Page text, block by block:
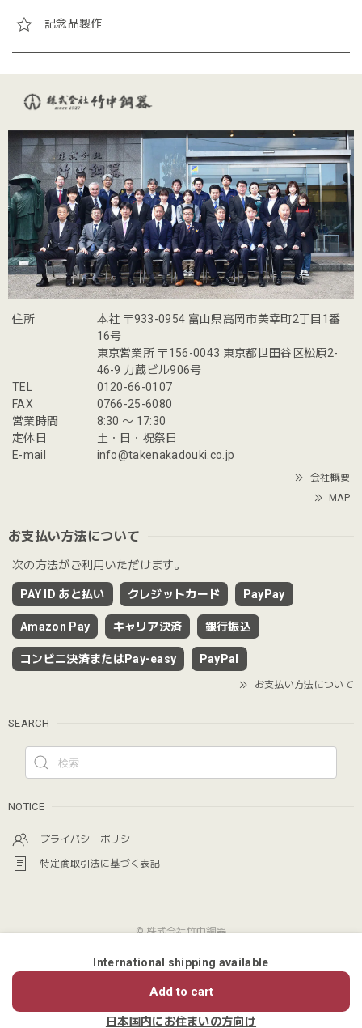
記念品製作
住所
本社 〒933-0954 富山県高岡市美幸町2丁目1番
16号
東京営業所 〒156-0043 東京都世田谷区松原2-
46-9 力蔵ビル906号
TEL
0120-66-0107
FAX
0766-25-6080
営業時間
8:30 〜 17:30
定休日
土・日・祝祭日
E-mail
info@takenakadouki.co.jp
会社概要
MAP
お支払い方法について
次の方法がご利用いただけます。
PAY ID あと払い クレジットカード PayPay
Amazon Pay キャリア決済 銀行振込
コンビニ決済またはPay-easy PayPal
お支払い方法について
SEARCH
NOTICE
プライバシーポリシー
特定商取引法に基づく表記
© 株式会社竹中銅器
International shipping available
Add to cart
日本国内にお住まいの方向け
ショップに質問する